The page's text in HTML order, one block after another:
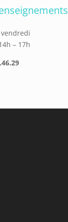
– 17h